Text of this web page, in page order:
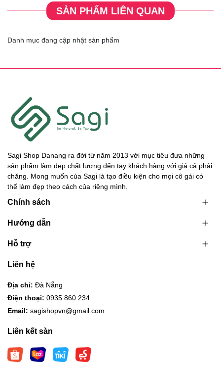
SẢN PHẨM LIÊN QUAN
Danh mục đang cập nhật sản phẩm
Sagi Shop Danang ra đời từ năm 2013 với mục tiêu đưa những
sản phẩm làm đẹp chất lượng đến tay khách hàng với giá cả phải
chăng. Mong muốn của Sagi là tạo điều kiện cho mọi cô gái có
thể làm đẹp theo cách của riêng mình.
Chính sách
Hướng dẫn
Hỗ trợ
Liên hệ
Địa chỉ: Đà Nẵng
Điện thoại: 0935.860.234
Email: sagishopvn@gmail.com
Liên kết sàn